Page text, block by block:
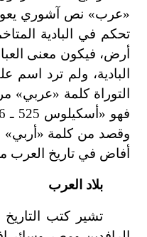
«عرب» نص آشوري يعود
تحكم في البادية
أرض، فيكون معنى
البادية، ولم ترد
التوراة كلمة «عربي»
وقصد من كلمة «أربي»
أفاض في تاريخ العرب
بلاد العرب
تشير كتب التاريخ